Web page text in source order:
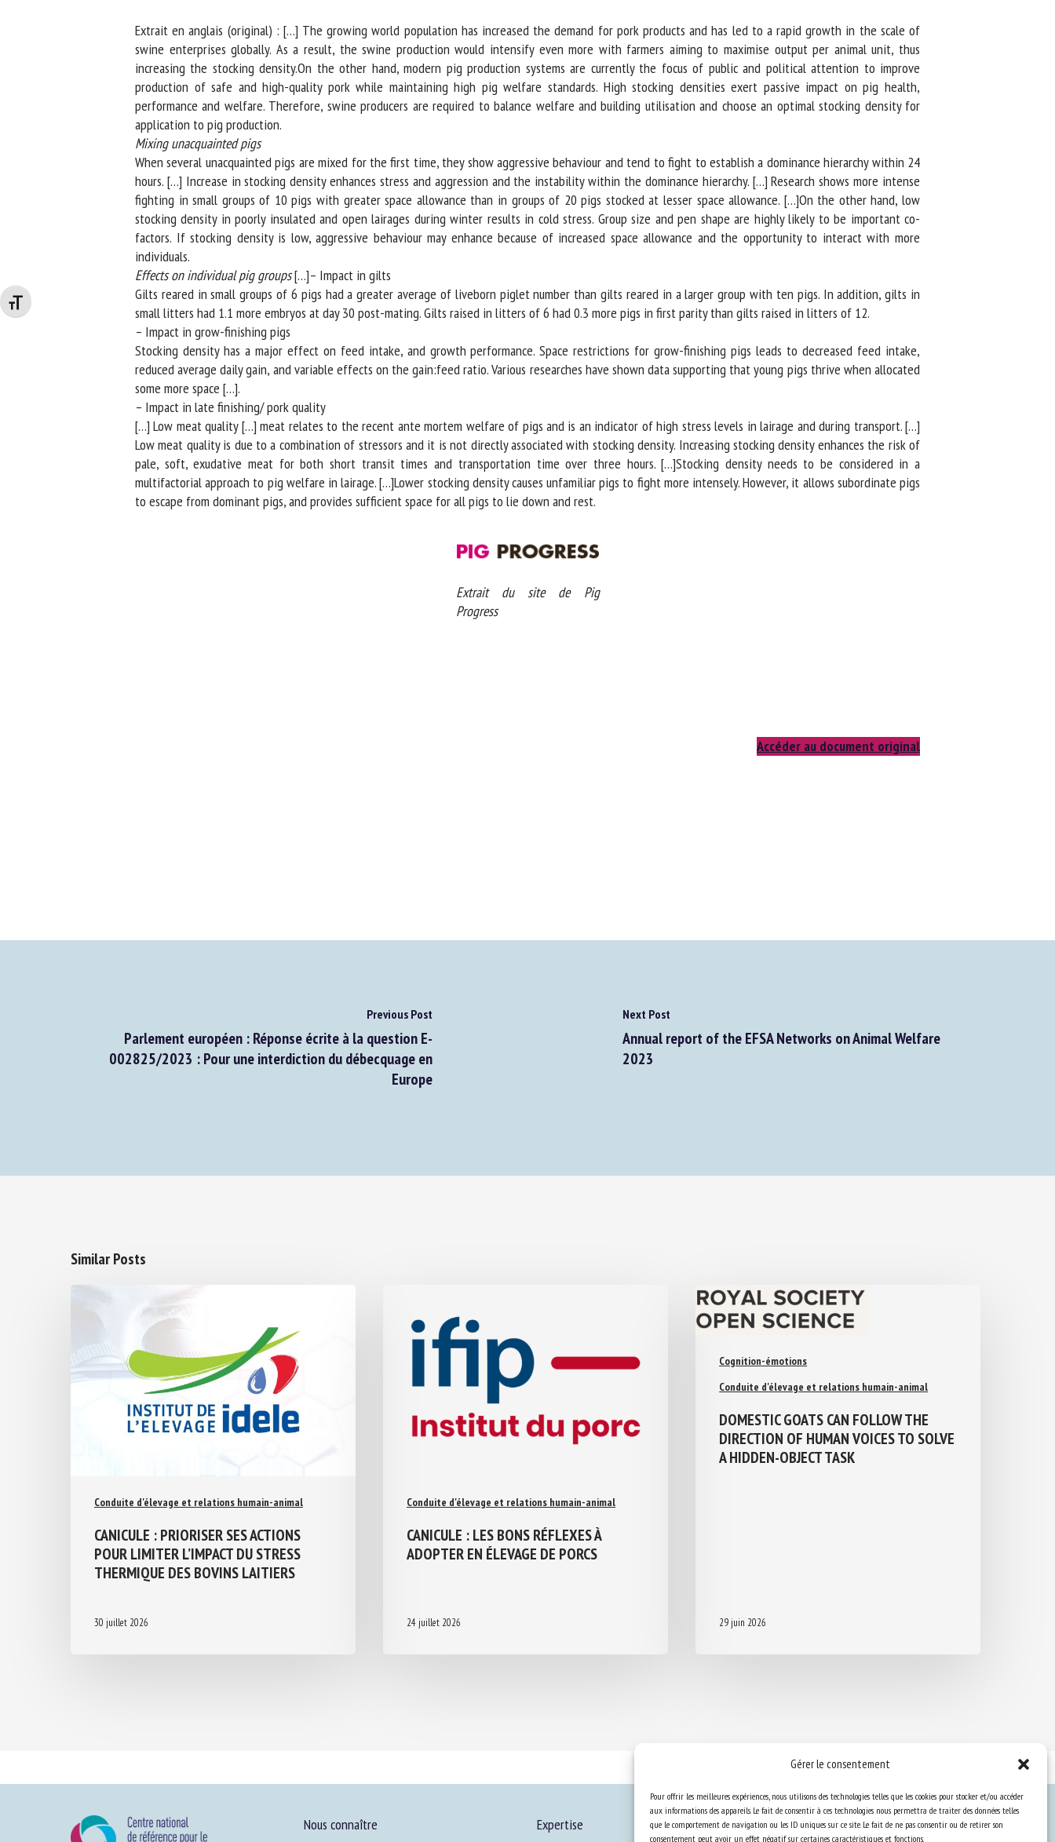
Gérer le consentement
Pour offrir les meilleures expériences, nous utilisons des technologies telles que les cookies pour stocker et/ou accéder
aux informations des appareils. Le fait de consentir à ces technologies nous permettra de traiter des données telles
que le comportement de navigation ou les ID uniques sur ce site. Le fait de ne pas consentir ou de retirer son
consentement peut avoir un effet négatif sur certaines caractéristiques et fonctions.
Changer la taille de la police
Extrait en anglais (original) : […] The growing world population has increased the demand for pork products and has led to a rapid growth in the scale of
swine enterprises globally. As a result, the swine production would intensify even more with farmers aiming to maximise output per animal unit, thus
increasing the stocking density.On the other hand, modern pig production systems are currently the focus of public and political attention to improve
production of safe and high-quality pork while maintaining high pig welfare standards. High stocking densities exert passive impact on pig health,
performance and welfare. Therefore, swine producers are required to balance welfare and building utilisation and choose an optimal stocking density for
application to pig production.
Mixing unacquainted pigs
When several unacquainted pigs are mixed for the first time, they show aggressive behaviour and tend to fight to establish a dominance hierarchy within 24
hours. […] Increase in stocking density enhances stress and aggression and the instability within the dominance hierarchy. […] Research shows more intense
fighting in small groups of 10 pigs with greater space allowance than in groups of 20 pigs stocked at lesser space allowance. […]On the other hand, low
stocking density in poorly insulated and open lairages during winter results in cold stress. Group size and pen shape are highly likely to be important co-
factors. If stocking density is low, aggressive behaviour may enhance because of increased space allowance and the opportunity to interact with more
individuals.
Effects on individual pig groups[…]– Impact in gilts
Gilts reared in small groups of 6 pigs had a greater average of liveborn piglet number than gilts reared in a larger group with ten pigs. In addition, gilts in
small litters had 1.1 more embryos at day 30 post-mating. Gilts raised in litters of 6 had 0.3 more pigs in first parity than gilts raised in litters of 12.
– Impact in grow-finishing pigs
Stocking density has a major effect on feed intake, and growth performance. Space restrictions for grow-finishing pigs leads to decreased feed intake,
reduced average daily gain, and variable effects on the gain:feed ratio. Various researches have shown data supporting that young pigs thrive when allocated
some more space […].
– Impact in late finishing/ pork quality
[…] Low meat quality […] meat relates to the recent ante mortem welfare of pigs and is an indicator of high stress levels in lairage and during transport. […]
Low meat quality is due to a combination of stressors and it is not directly associated with stocking density. Increasing stocking density enhances the risk of
pale, soft, exudative meat for both short transit times and transportation time over three hours. […]Stocking density needs to be considered in a
multifactorial approach to pig welfare in lairage. […]Lower stocking density causes unfamiliar pigs to fight more intensely. However, it allows subordinate pigs
to escape from dominant pigs, and provides sufficient space for all pigs to lie down and rest.
Extrait du site de Pig
Progress
Accéder au document original
Previous Post
Parlement européen : Réponse écrite à la question E-
002825/2023 : Pour une interdiction du débecquage en
Europe
Next Post
Annual report of the EFSA Networks on Animal Welfare
2023
Similar Posts
Conduite d'élevage et relations humain-animal
CANICULE : PRIORISER SES ACTIONS
POUR LIMITER L’IMPACT DU STRESS
THERMIQUE DES BOVINS LAITIERS
30 juillet 2026
Conduite d'élevage et relations humain-animal
CANICULE : LES BONS RÉFLEXES À
ADOPTER EN ÉLEVAGE DE PORCS
24 juillet 2026
Cognition-émotions
Conduite d'élevage et relations humain-animal
DOMESTIC GOATS CAN FOLLOW THE
DIRECTION OF HUMAN VOICES TO
SOLVE A HIDDEN-OBJECT TASK
29 juin 2026
Nous connaître
Expertise
Ressources